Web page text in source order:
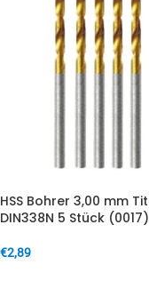
HSS Bohrer 3,00 mm
DIN338N 5 Stück (0017)
€2,89